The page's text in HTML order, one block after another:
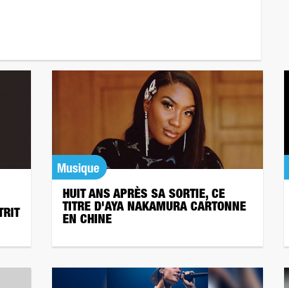
Musique
HUIT ANS APRÈS SA SORTIE, CE
TITRE D'AYA NAKAMURA CARTONNE
EN CHINE